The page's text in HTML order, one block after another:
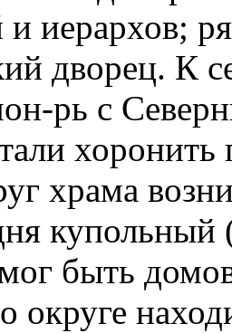
и иерархов;
дворец. К
рь с
хоронить
храма
купольный
быть
округе